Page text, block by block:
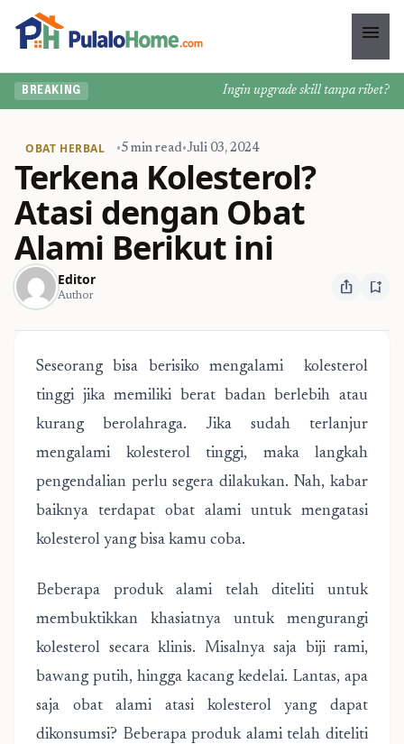
menu
BREAKING Ingin upgrade skill tanpa ribet?
OBAT HERBAL •5 min read•Juli 03, 2024
Terkena Kolesterol?
Atasi dengan Obat
Alami Berikut ini
Editor
Author ios_share bookmark_add
Seseorang bisa berisiko mengalami kolesterol
tinggi jika memiliki berat badan berlebih atau
kurang berolahraga. Jika sudah terlanjur
mengalami kolesterol tinggi, maka langkah
pengendalian perlu segera dilakukan. Nah, kabar
baiknya terdapat obat alami untuk mengatasi
kolesterol yang bisa kamu coba.
Beberapa produk alami telah diteliti untuk
membuktikkan khasiatnya untuk mengurangi
kolesterol secara klinis. Misalnya saja biji rami,
bawang putih, hingga kacang kedelai. Lantas, apa
saja obat alami atasi kolesterol yang dapat
dikonsumsi? Beberapa produk alami telah diteliti